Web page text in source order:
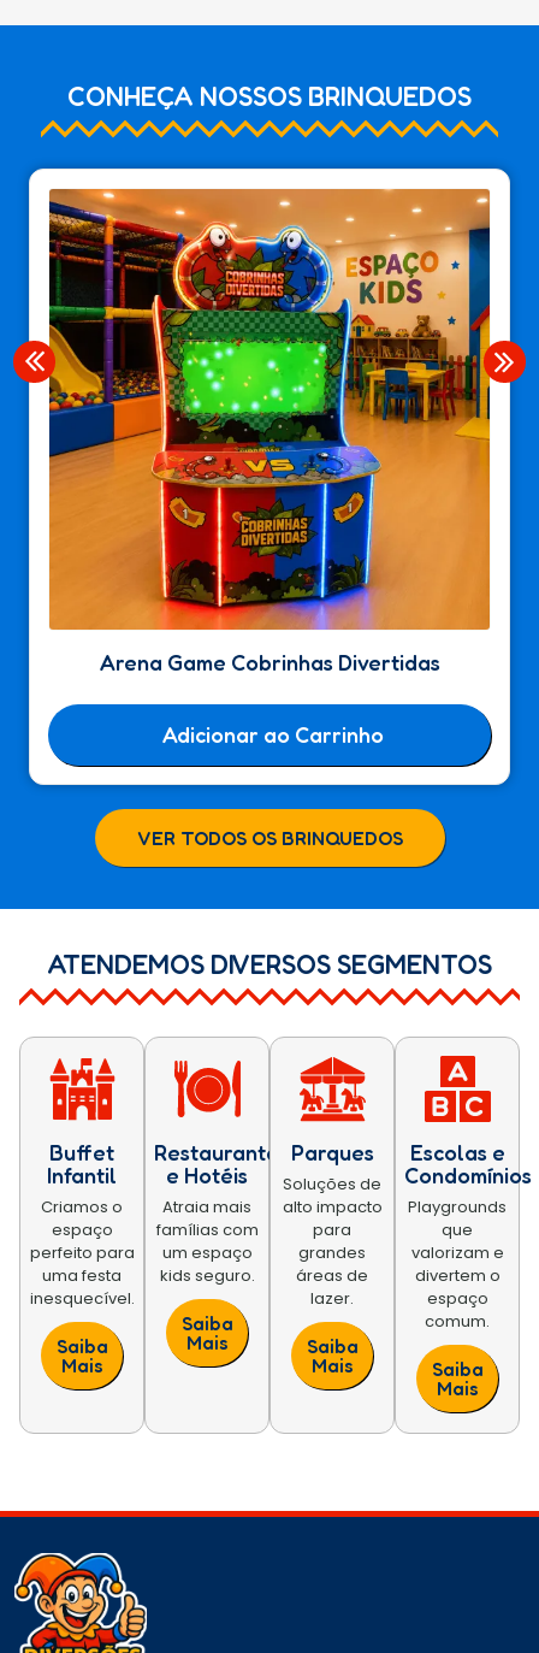
CONHEÇA NOSSOS BRINQUEDOS
Arena Game Cobrinhas Divertidas
Adicionar ao Carrinho
VER TODOS OS BRINQUEDOS
ATENDEMOS DIVERSOS SEGMENTOS
Buffet
Infantil
Criamos o
espaço
perfeito para
uma festa
inesquecível.
Saiba
Mais
Restaurantes
e Hotéis
Atraia mais
famílias com
um espaço
kids seguro.
Saiba
Mais
Parques
Soluções de
alto impacto
para
grandes
áreas de
lazer.
Saiba
Mais
Escolas e
Condomínios
Playgrounds
que
valorizam e
divertem o
espaço
comum.
Saiba
Mais